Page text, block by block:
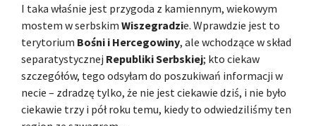
I taka właśnie jest przygoda z kamiennym, wiekowym
mostem w serbskim Wiszegradzie. Wprawdzie jest to
terytorium Bośni i Hercegowiny, ale wchodzące w skład
separatystycznej Republiki Serbskiej; kto ciekaw
szczegółów, tego odsyłam do poszukiwań informacji w
necie – zdradzę tylko, że nie jest ciekawie dziś, i nie było
ciekawie trzy i pół roku temu, kiedy to odwiedziliśmy ten